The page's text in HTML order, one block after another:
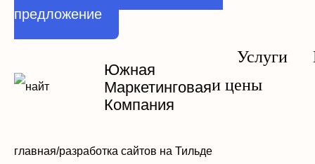
предложение
Южная
Маркетинговая
Компания
Услуги
и цены
главная/разработка сайтов на Тильде